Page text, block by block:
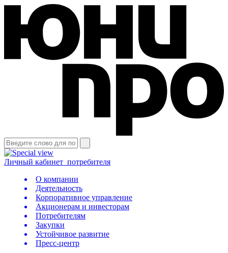
Личный кабинет потребителя
О компании
Деятельность
Корпоративное управление
Акционерам и инвесторам
Потребителям
Закупки
Устойчивое развитие
Пресс-центр